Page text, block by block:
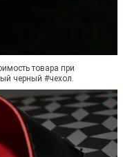
товара при
черный #чехол.